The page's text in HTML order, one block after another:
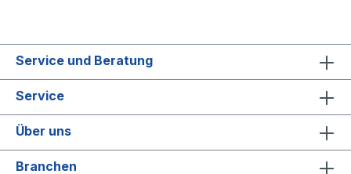
Service und Beratung
Service
Über uns
Branchen